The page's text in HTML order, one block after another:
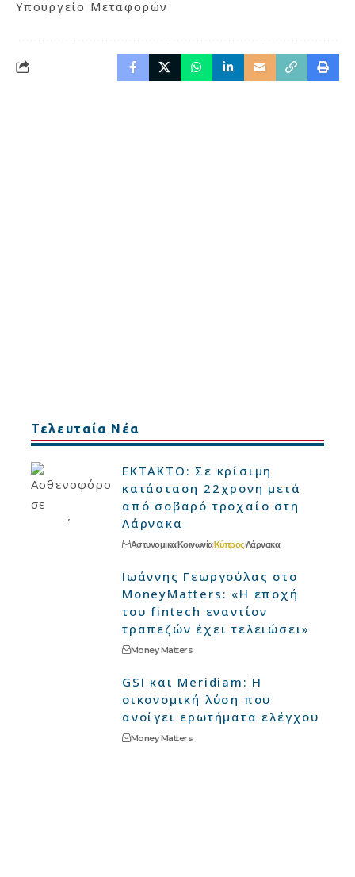
Υπουργείο Μεταφορών
Τελευταία Νέα
ΕΚΤΑΚΤΟ: Σε κρίσιμη
κατάσταση 22χρονη μετά
από σοβαρό τροχαίο στη
Λάρνακα
ΑστυνομικάΚοινωνίαΚύπροςΛάρνακα
Ιωάννης Γεωργούλας στο
MoneyMatters: «Η εποχή
του fintech εναντίον
τραπεζών έχει τελειώσει»
Money Matters
GSI και Meridiam: Η
οικονομική λύση που
ανοίγει ερωτήματα ελέγχου
Money Matters